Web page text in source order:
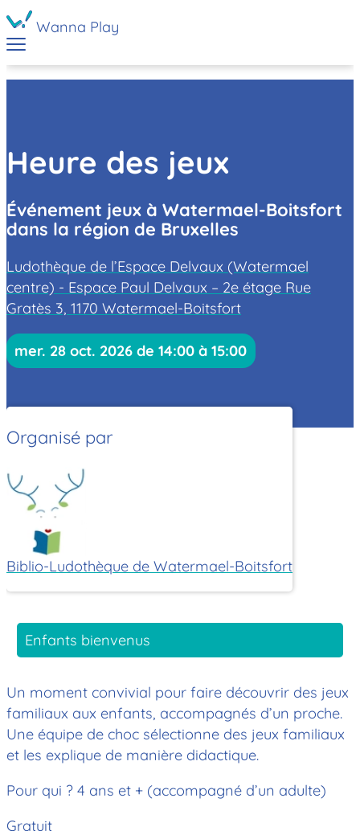
Wanna Play
Heure des jeux
Événement jeux à Watermael-Boitsfort
dans la région de Bruxelles
Ludothèque de l’Espace Delvaux (Watermael
centre) - Espace Paul Delvaux – 2e étage Rue
Gratès 3, 1170 Watermael-Boitsfort
mer. 28 oct. 2026 de 14:00 à 15:00
Organisé par
Biblio-Ludothèque de Watermael-Boitsfort
Enfants bienvenus
Un moment convivial pour faire découvrir des jeux
familiaux aux enfants, accompagnés d’un proche.
Une équipe de choc sélectionne des jeux familiaux
et les explique de manière didactique.
Pour qui ? 4 ans et + (accompagné d’un adulte)
Gratuit